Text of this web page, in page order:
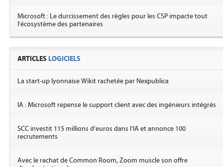
Microsoft : Le durcissement des règles pour les CSP impacte tout
l'écosystème des partenaires
ARTICLES LOGICIELS
La start-up lyonnaise Wikit rachetée par Nexpublica
IA : Microsoft repense le support client avec des ingénieurs intégrés
SCC investit 115 millions d'euros dans l'IA et annonce 100
recrutements
Avec le rachat de Common Room, Zoom muscle son offre